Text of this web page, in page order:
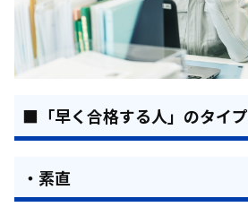
■「早く合格する人」のタイプ
・素直